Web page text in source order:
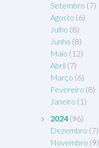
Setembro (7)
Agosto (6)
Julho (8)
Junho (8)
Maio (12)
Abril (7)
Março (6)
Fevereiro (8)
Janeiro (1)
2024 (96)
Dezembro (7)
Novembro (9)